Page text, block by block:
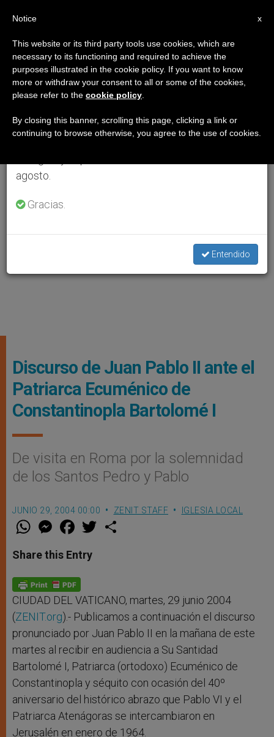
Discurso de Juan Pablo II ante el
Patriarca Ecuménico de
Constantinopla Bartolomé I
De visita en Roma por la solemnidad
de los Santos Pedro y Pablo
JUNIO 29, 2004 00:00 ZENIT STAFF IGLESIA LOCAL
W
t
s
p
p
M
e
s
e
g
e
r
F
a
e
b
o
k
w
Share this Entry
CIUDAD DEL VATICANO, martes, 29 junio 2004
(ZENIT.org).- Publicamos a continuación el discurso
pronunciado por Juan Pablo II en la mañana de este
martes al recibir en audiencia a Su Santidad
Bartolomé I, Patriarca (ortodoxo) Ecuménico de
Constantinopla y séquito con ocasión del 40º
aniversario del histórico abrazo que Pablo VI y el
Patriarca Atenágoras se intercambiaron en
Jerusalén en enero de 1964.
×
Aviso importante
Del 27 de julio al 7 de agosto haremos la pausa
anual, aprovechando que en el periodo de verano
se generan menos informaciones y también el
agosto.
Gracias.
Entendido
x
Notice
This website or its third party tools use cookies, which are
necessary to its functioning and required to achieve the
purposes illustrated in the cookie policy. If you want to know
more or withdraw your consent to all or some of the cookies,
please refer to the cookie policy
By closing this banner, scrolling this page, clicking a link or
continuing to browse otherwise, you agree to the use of cookies.